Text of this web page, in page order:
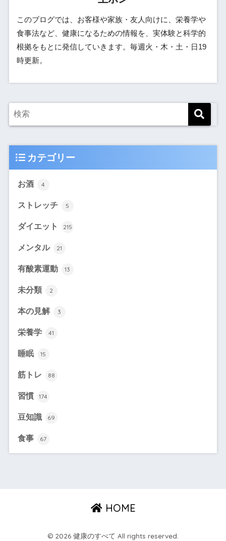
このブログでは、お客様や家族・友人向けに、栄養学や
食事法など、健康になるための情報を、実体験と科学的
根拠をもとに発信していきます。毎週火・木・土・日19
時更新。
カテゴリー
お酒 4
ストレッチ 5
ダイエット 215
メンタル 21
有酸素運動 13
未分類 2
本の見解 3
栄養学 41
睡眠 15
筋トレ 88
習慣 174
豆知識 69
食事 67
HOME
© 2026 健康のすべて All rights reserved.